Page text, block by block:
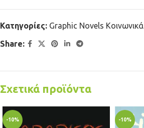
Κατηγορίες: Graphic Novels Κοινωνικά
Share:
Σχετικά προϊόντα
-10% -10%